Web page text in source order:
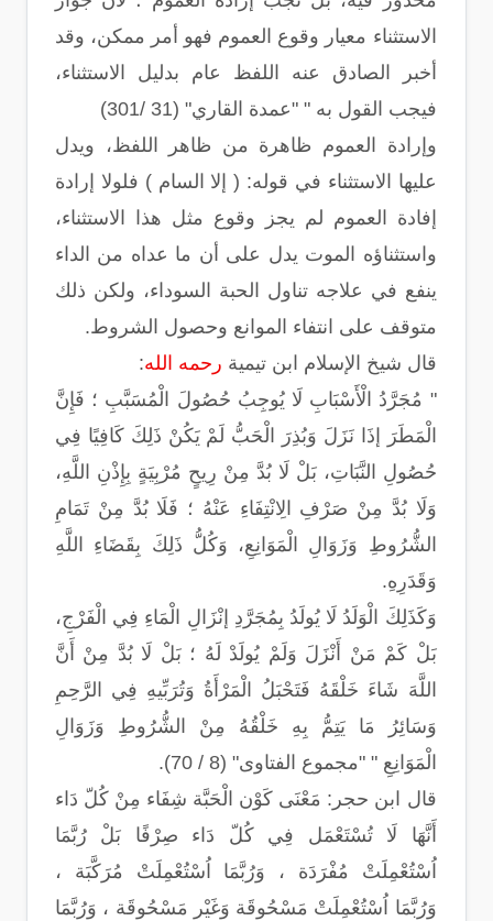
الاستثناء معيار وقوع العموم فهو أمر ممكن، وقد
أخبر الصادق عنه اللفظ عام بدليل الاستثناء،
فيجب القول به " "عمدة القاري" (31 /301)
وإرادة العموم ظاهرة من ظاهر اللفظ، ويدل
عليها الاستثناء في قوله: ( إلا السام ) فلولا إرادة
إفادة العموم لم يجز وقوع مثل هذا الاستثناء،
واستثناؤه الموت يدل على أن ما عداه من الداء
ينفع في علاجه تناول الحبة السوداء، ولكن ذلك
متوقف على انتفاء الموانع وحصول الشروط.
قال شيخ الإسلام ابن تيمية رحمه الله:
" مُجَرَّدُ الْأَسْبَابِ لَا يُوجِبُ حُصُولَ الْمُسَبَّبِ ؛ فَإِنَّ
الْمَطَرَ إذَا نَزَلَ وَبُذِرَ الْحَبُّ لَمْ يَكُنْ ذَلِكَ كَافِيًا فِي
حُصُولِ النَّبَاتِ، بَلْ لَا بُدَّ مِنْ رِيحٍ مُرْبِيَةٍ بِإِذْنِ اللَّهِ،
وَلَا بُدَّ مِنْ صَرْفِ الِانْتِفَاءِ عَنْهُ ؛ فَلَا بُدَّ مِنْ تَمَامِ
الشُّرُوطِ وَزَوَالِ الْمَوَانِعِ، وَكُلُّ ذَلِكَ بِقَضَاءِ اللَّهِ
وَقَدَرِهِ.
وَكَذَلِكَ الْوَلَدُ لَا يُولَدُ بِمُجَرَّدِ إنْزَالِ الْمَاءِ فِي الْفَرْجِ،
بَلْ كَمْ مَنْ أَنْزَلَ وَلَمْ يُولَدْ لَهُ ؛ بَلْ لَا بُدَّ مِنْ أَنَّ
اللَّهَ شَاءَ خَلْقَهُ فَتَحْبَلُ الْمَرْأَةُ وَتُرَبِّيهِ فِي الرَّحِمِ
وَسَائِرُ مَا يَتِمُّ بِهِ خَلْقُهُ مِنْ الشُّرُوطِ وَزَوَالِ
الْمَوَانِعِ " "مجموع الفتاوى" (8 / 70).
قال ابن حجر: مَعْنَى كَوْن الْحَبَّة شِفَاء مِنْ كُلّ دَاء
أَنَّهَا لَا تُسْتَعْمَل فِي كُلّ دَاء صِرْفًا بَلْ رُبَّمَا
اُسْتُعْمِلَتْ مُفْرَدَة ، وَرُبَّمَا اُسْتُعْمِلَتْ مُرَكَّبَة ،
وَرُبَّمَا اُسْتُعْمِلَتْ مَسْحُوقَة وَغَيْر مَسْحُوقَة ، وَرُبَّمَا